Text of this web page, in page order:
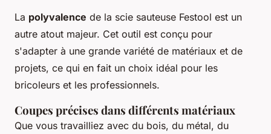
La polyvalence de la scie sauteuse Festool est un
autre atout majeur. Cet outil est conçu pour
s'adapter à une grande variété de matériaux et de
projets, ce qui en fait un choix idéal pour les
bricoleurs et les professionnels.
Coupes précises dans différents matériaux
Que vous travailliez avec du bois, du métal, du